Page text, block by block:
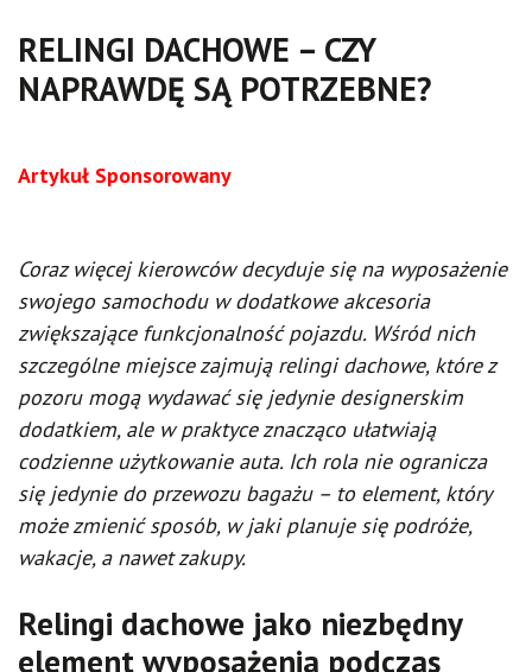
RELINGI DACHOWE – CZY
NAPRAWDĘ SĄ POTRZEBNE?
Artykuł Sponsorowany
Coraz więcej kierowców decyduje się na wyposażenie
swojego samochodu w dodatkowe akcesoria
zwiększające funkcjonalność pojazdu. Wśród nich
szczególne miejsce zajmują relingi dachowe, które z
pozoru mogą wydawać się jedynie designerskim
dodatkiem, ale w praktyce znacząco ułatwiają
codzienne użytkowanie auta. Ich rola nie ogranicza
się jedynie do przewozu bagażu – to element, który
może zmienić sposób, w jaki planuje się podróże,
wakacje, a nawet zakupy.
Relingi dachowe jako niezbędny
element wyposażenia podczas